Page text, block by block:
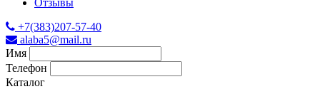
+7(383)207-57-40
alaba5@mail.ru
Имя
Телефон
Каталог